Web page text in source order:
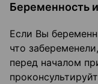
Беременность
Если Вы
что
перед началом